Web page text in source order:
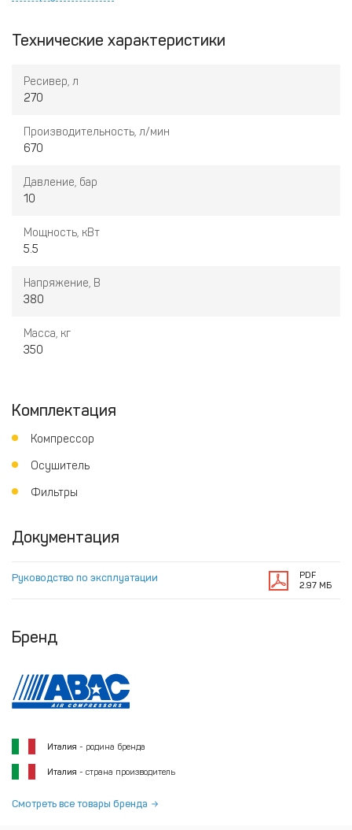
шума за счет усиленной шумоизоляции корпуса.
низкое потребление энергии, низкие расходы на ввод в
Встроенныеосушительи
повышенную эффективность и увеличенный срок
Идеально подходит для небольших компрессорных
обработку воздуха, занимая минимум пространства.
нажатий клавиш.
Технические характеристики
Ресивер, л
270
Производительность, л/мин
670
Давление, бар
10
Мощность, кВт
5.5
Напряжение, В
380
Масса, кг
350
Комплектация
Компрессор
Осушитель
Фильтры
Документация
Руководство по эксплуатации
PDF
2.97 МБ
Бренд
Италия - родина бренда
Италия - страна производитель
Смотреть все товары бренда